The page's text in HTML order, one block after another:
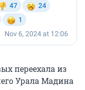
переехала из
Урала Мадина